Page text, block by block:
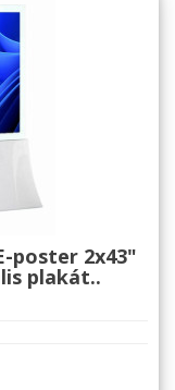
poster 2x43"
plakát..